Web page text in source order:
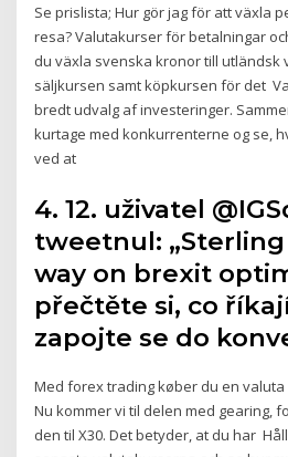
Se prislista; Hur gör jag för att växla
resa? Valutakurser för betalningar
du växla svenska kronor till utländsk
säljkursen samt köpkursen för det
bredt udvalg af investeringer.
kurtage med konkurrenterne og se,
ved at
4. 12. uživatel
tweetnul:
way on brexit
přečtěte si, co
zapojte se do
Med forex trading køber du en
Nu kommer vi til delen med gearing,
den til X30. Det betyder, at du har